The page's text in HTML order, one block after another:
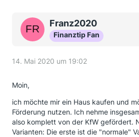
Franz2020
Finanztip Fan
14. Mai 2020 um 19:02
Moin,
ich möchte mir ein Haus kaufen und
Förderung nutzen. Ich nehme
also komplett von der KfW gefördert.
Varianten: Die erste ist die "normale"